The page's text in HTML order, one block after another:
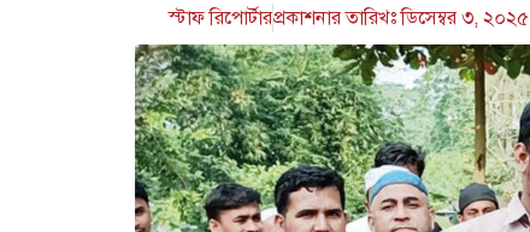
স্টাফ রিপোর্টারপ্রকাশনার তারিখঃডিসেম্বর ৩, ২০২৫